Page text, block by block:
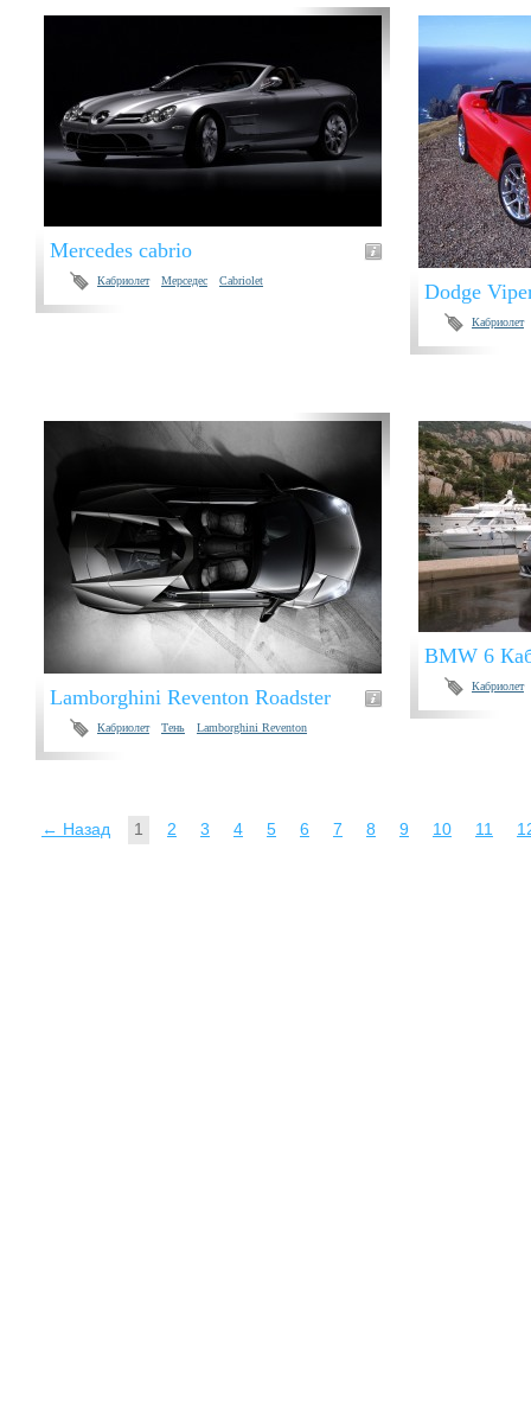
Mercedes cabrio
Кабриолет Мерседес Cabriolet Dodge
Кабриолет
Lamborghini Reventon Roadster
Кабриолет Тень Lamborghini Reventon
BMW 6
Кабриолет
← Назад 1 2 3 4 5 6 7 8 9 10 11